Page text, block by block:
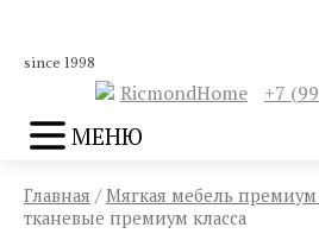
since 1998
RicmondHome +7
МЕНЮ
Главная /Мягкая мебель премиум
тканевые премиум класса